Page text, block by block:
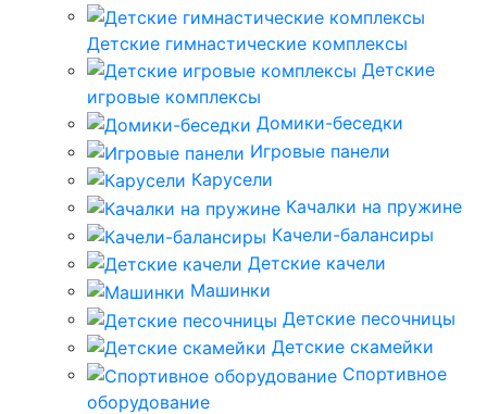
Детские гимнастические комплексы
Детские
игровые комплексы
Домики-беседки
Игровые панели
Карусели
Качалки на пружине
Качели-балансиры
Детские качели
Машинки
Детские песочницы
Детские скамейки
Спортивное
оборудование